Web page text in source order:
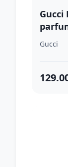
Gucci
Refill
Gucci